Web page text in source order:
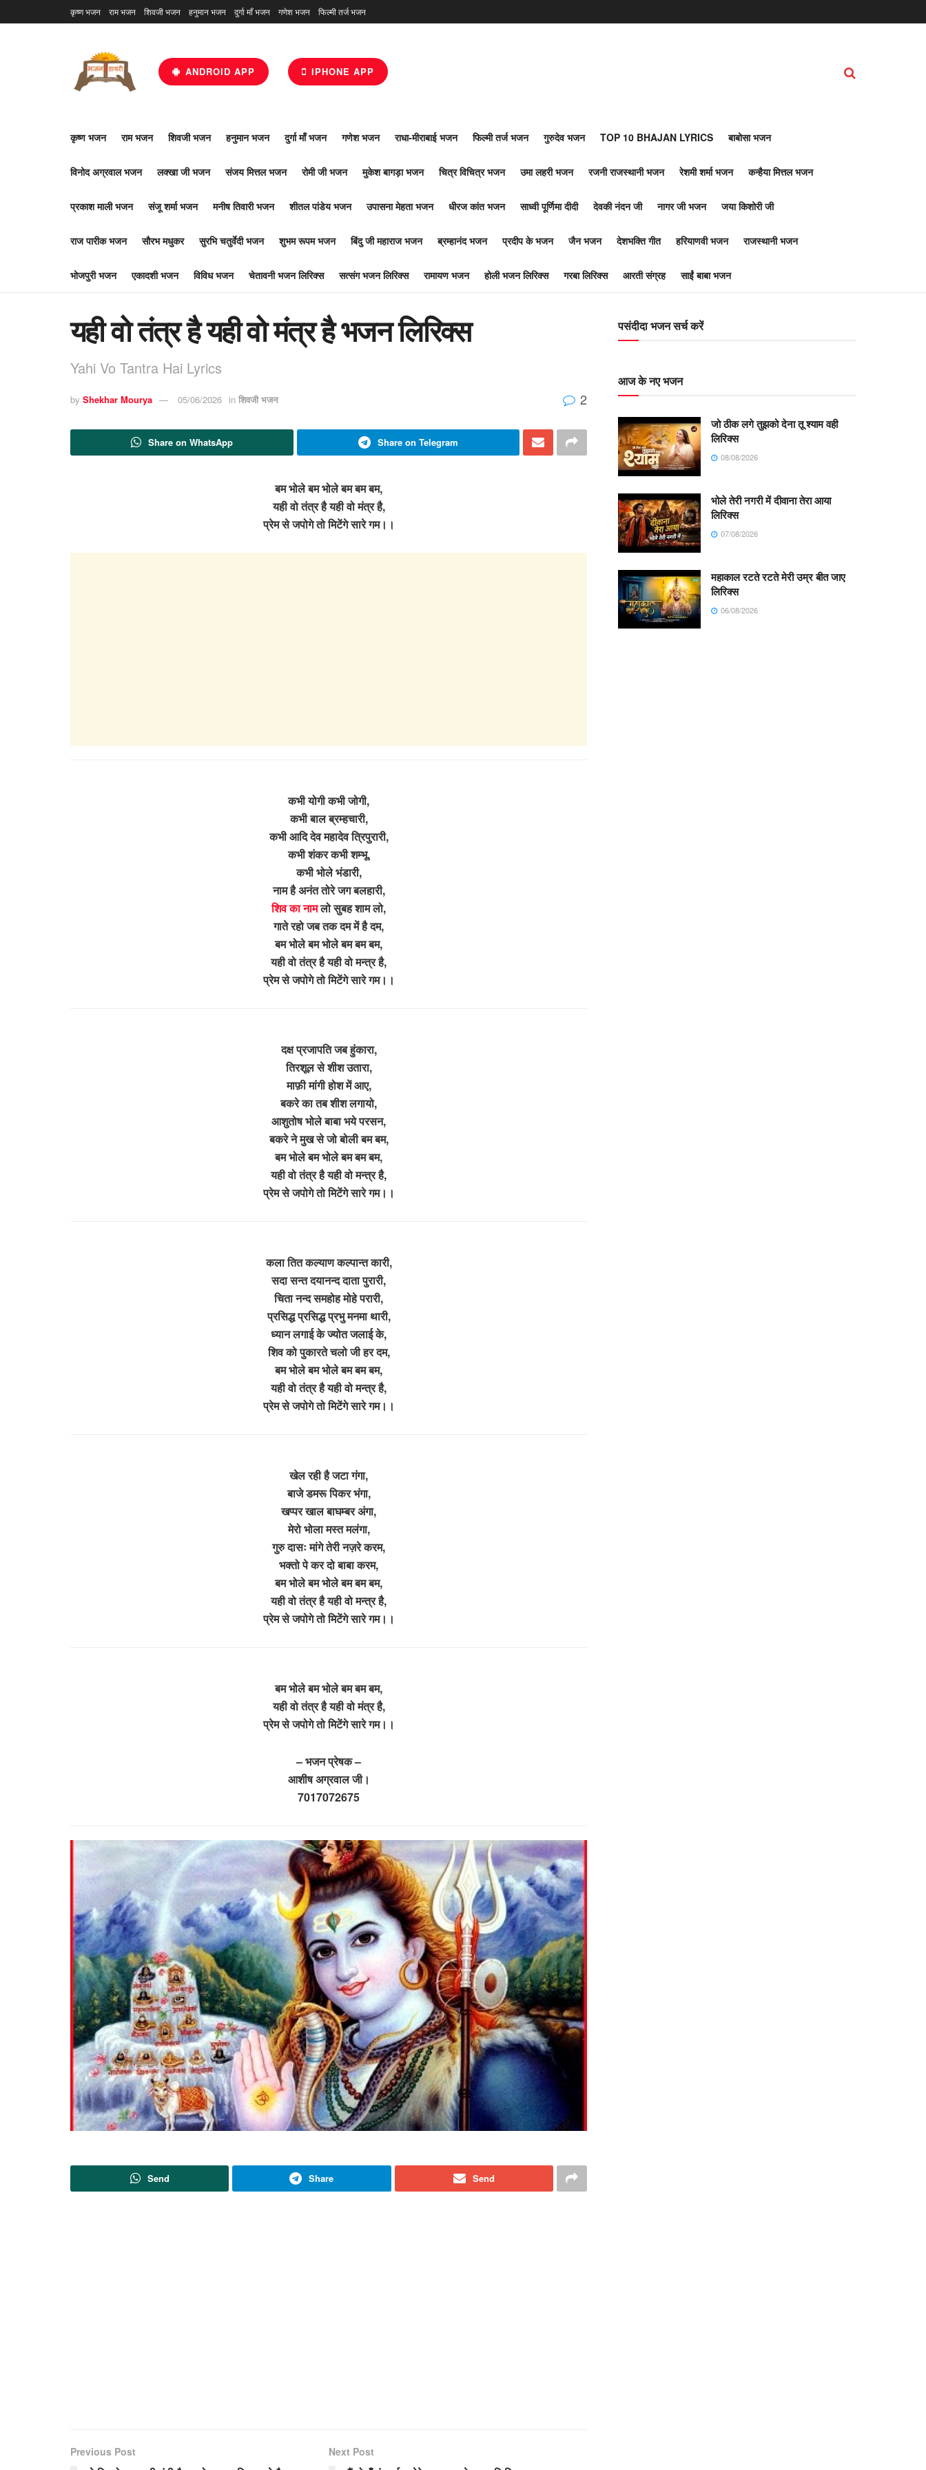
कृष्ण भजन राम भजन शिवजी भजन हनुमान भजन दुर्गा माँ भजन गणेश भजन फिल्मी तर्ज भजन
ANDROID APP IPHONE APP
कृष्ण भजन राम भजन शिवजी भजन हनुमान भजन दुर्गा माँ भजन गणेश भजन राधा-मीराबाई भजन फिल्मी तर्ज भजन गुरुदेव भजन TOP 10 BHAJAN LYRICS बाबोसा भजन
विनोद अग्रवाल भजन लक्खा जी भजन संजय मित्तल भजन रोमी जी भजन मुकेश बागड़ा भजन चित्र विचित्र भजन उमा लहरी भजन रजनी राजस्थानी भजन रेशमी शर्मा भजन कन्हैया मित्तल भजन
प्रकाश माली भजन संजू शर्मा भजन मनीष तिवारी भजन शीतल पांडेय भजन उपासना मेहता भजन धीरज कांत भजन साध्वी पूर्णिमा दीदी देवकी नंदन जी नागर जी भजन जया किशोरी जी
राज पारीक भजन सौरभ मधुकर सुरभि चतुर्वेदी भजन शुभम रूपम भजन बिंदु जी महाराज भजन ब्रम्हानंद भजन प्रदीप के भजन जैन भजन देशभक्ति गीत हरियाणवी भजन राजस्थानी भजन
भोजपुरी भजन एकादशी भजन विविध भजन चेतावनी भजन लिरिक्स सत्संग भजन लिरिक्स रामायण भजन होली भजन लिरिक्स गरबा लिरिक्स आरती संग्रह साईं बाबा भजन
यही वो तंत्र है यही वो मंत्र है भजन लिरिक्स
Yahi Vo Tantra Hai Lyrics
by Shekhar Mourya 05/06/2026 in शिवजी भजन 2
Share on WhatsApp Share on Telegram
बम भोले बम भोले बम बम बम,
यही वो तंत्र है यही वो मंत्र है,
प्रेम से जपोगे तो मिटेंगे सारे गम।।
कभी योगी कभी जोगी,
कभी बाल ब्रम्हचारी,
कभी आदि देव महादेव त्रिपुरारी,
कभी शंकर कभी शम्भू,
कभी भोले भंडारी,
नाम है अनंत तोरे जग बलहारी,
शिव का नामलो सुबह शाम लो,
गाते रहो जब तक दम में है दम,
बम भोले बम भोले बम बम बम,
यही वो तंत्र है यही वो मन्त्र है,
प्रेम से जपोगे तो मिटेंगे सारे गम।।
दक्ष प्रजापति जब हुंकारा,
तिरशूल से शीश उतारा,
माफ़ी मांगी होश में आए,
बकरे का तब शीश लगायो,
आशुतोष भोले बाबा भये परसन,
बकरे ने मुख से जो बोली बम बम,
बम भोले बम भोले बम बम बम,
यही वो तंत्र है यही वो मन्त्र है,
प्रेम से जपोगे तो मिटेंगे सारे गम।।
कला तित कल्याण कल्पान्त कारी,
सदा सन्त दयानन्द दाता पुरारी,
चिता नन्द समहोह मोहे परारी,
प्रसिद्ध प्रसिद्ध प्रभु मनमा थारी,
ध्यान लगाई के ज्योत जलाई के,
शिव को पुकारते चलो जी हर दम,
बम भोले बम भोले बम बम बम,
यही वो तंत्र है यही वो मन्त्र है,
प्रेम से जपोगे तो मिटेंगे सारे गम।।
खेल रही है जटा गंगा,
बाजे डमरू पिकर भंगा,
खप्पर खाल बाघम्बर अंगा,
मेरो भोला मस्त मलंगा,
गुरु दासः मांगे तेरी नज़रे करम,
भक्तो पे कर दो बाबा करम,
बम भोले बम भोले बम बम बम,
यही वो तंत्र है यही वो मन्त्र है,
प्रेम से जपोगे तो मिटेंगे सारे गम।।
बम भोले बम भोले बम बम बम,
यही वो तंत्र है यही वो मंत्र है,
प्रेम से जपोगे तो मिटेंगे सारे गम।।
– भजन प्रेषक –
आशीष अग्रवाल जी।
7017072675
Send Share Send
Previous Post Next Post
पसंदीदा भजन सर्च करें
आज के नए भजन
जो ठीक लगे तुझको देना तू श्याम वही
लिरिक्स
08/08/2026
भोले तेरी नगरी में दीवाना तेरा आया
लिरिक्स
07/08/2026
महाकाल रटते रटते मेरी उम्र बीत जाए
लिरिक्स
06/08/2026